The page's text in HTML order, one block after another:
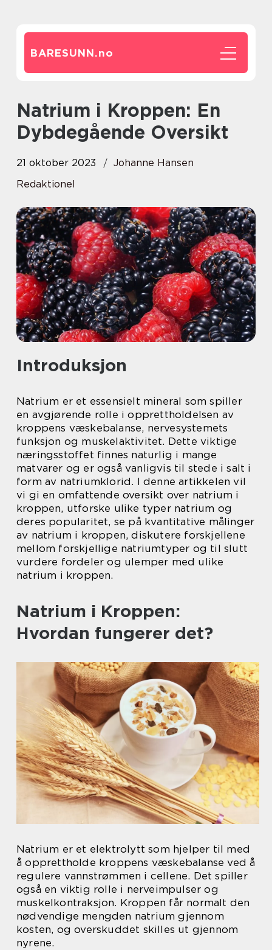
BARESUNN.no
Natrium i Kroppen: En
Dybdegående Oversikt
21 oktober 2023
Johanne Hansen
Redaktionel
Introduksjon
Natrium er et essensielt mineral som spiller
en avgjørende rolle i opprettholdelsen av
kroppens væskebalanse, nervesystemets
funksjon og muskelaktivitet. Dette viktige
næringsstoffet finnes naturlig i mange
matvarer og er også vanligvis til stede i salt i
form av natriumklorid. I denne artikkelen vil
vi gi en omfattende oversikt over natrium i
kroppen, utforske ulike typer natrium og
deres popularitet, se på kvantitative målinger
av natrium i kroppen, diskutere forskjellene
mellom forskjellige natriumtyper og til slutt
vurdere fordeler og ulemper med ulike
natrium i kroppen.
Natrium i Kroppen:
Hvordan fungerer det?
Natrium er et elektrolytt som hjelper til med
å opprettholde kroppens væskebalanse ved å
regulere vannstrømmen i cellene. Det spiller
også en viktig rolle i nerveimpulser og
muskelkontraksjon. Kroppen får normalt den
nødvendige mengden natrium gjennom
kosten, og overskuddet skilles ut gjennom
nyrene.